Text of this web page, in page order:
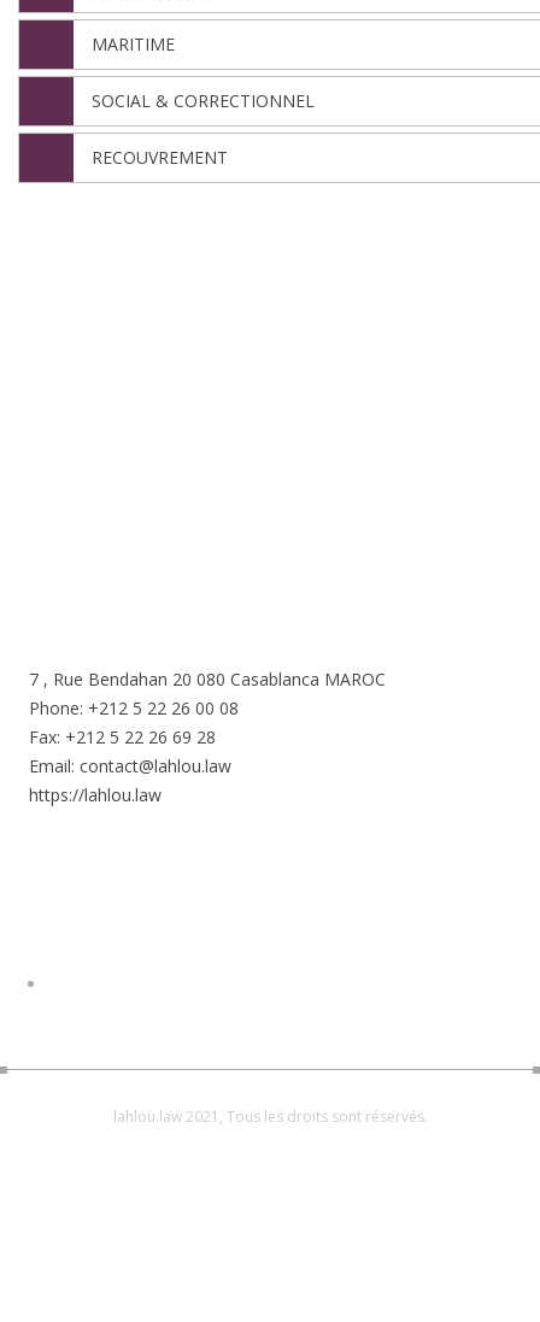
MARITIME
SOCIAL & CORRECTIONNEL
RECOUVREMENT
7 , Rue Bendahan 20 080 Casablanca MAROC
Phone: +212 5 22 26 00 08
Fax: +212 5 22 26 69 28
Email: contact@lahlou.law
https://lahlou.law
lahlou.law 2021, Tous les droits sont réservés.